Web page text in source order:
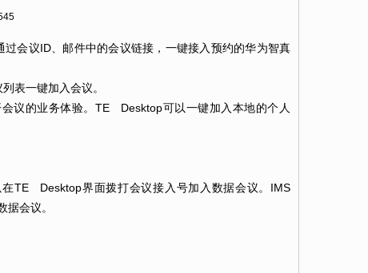
议ID、邮件中的会议链接，一键接入预约的华为智真
表一键加入会议。
议的业务体验。TE Desktop可以一键加入本地的个人
TE Desktop界面拨打会议接入号加入数据会议。IMS
会议。